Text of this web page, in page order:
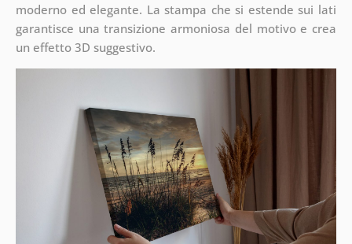
moderno ed elegante. La stampa che si estende sui lati
garantisce una transizione armoniosa del motivo e crea
un effetto 3D suggestivo.